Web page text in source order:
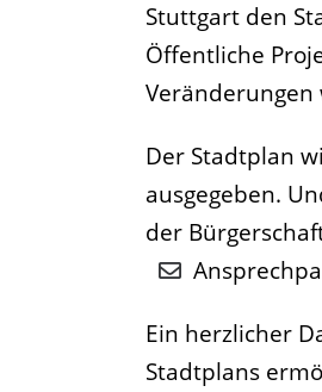
Stuttgart den
Öffentliche
Der Stadtplan
ausgegeben.
der
Ein herzlicher
Stadtplans